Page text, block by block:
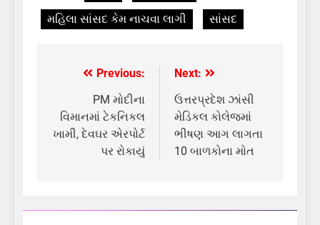
મહિલા સાંસદ કેમ નાચવા લાગી
સાંસદ
Post
navigation
Previous:
PM મોદીના
વિમાનમાં ટેકનિકલ
ખામી, દેવઘર એરપોર્ટ
પર રોકાયું
Next:
ઉત્તરપ્રદેશ ઝાંસી
મેડિકલ કોલેજમાં
ભીષણ આગ લાગતા
10 બાળકોના મોત